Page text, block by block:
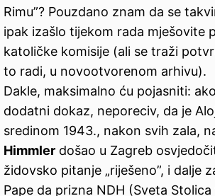
Rimu”? Pouzdano znam da se
ipak izašlo tijekom rada mješovite
katoličke komisije (ali se traži
to radi, u novootvorenom arhivu).
Dakle, maksimalno ću pojasniti:
dodatni dokaz, neporeciv, da je
sredinom 1943., nakon svih zala,
Himmler došao u Zagreb
židovsko pitanje „riješeno”, i dalje
Pape da prizna NDH (Sveta